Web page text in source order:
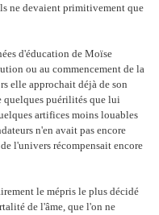
ne devaient primitivement que
d'éducation de Moïse
ou au commencement de la
elle approchait déjà de son
quelques puérilités que lui
artifices moins louables
n'en avait pas encore
l'univers récompensait encore
le mépris le plus décidé
de l'âme, que l'on ne